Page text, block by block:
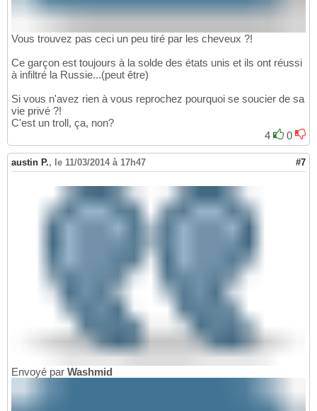
Vous trouvez pas ceci un peu tiré par les cheveux ?!
Ce garçon est toujours à la solde des états unis et ils ont réussi
à infiltré la Russie...(peut être)
Si vous n'avez rien à vous reprochez pourquoi se soucier de sa
vie privé ?!
C'est un troll, ça, non?
4
0
austin P., le 11/03/2014 à 17h47 #7
Envoyé par Washmid